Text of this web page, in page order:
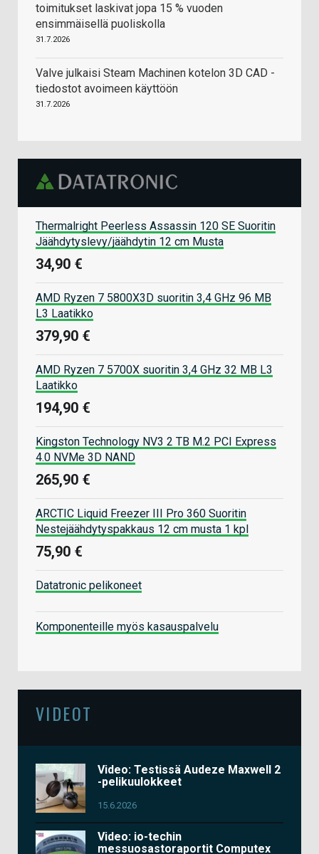
toimitukset laskivat jopa 15 % vuoden
ensimmäisellä puoliskolla
31.7.2026
Valve julkaisi Steam Machinen kotelon 3D CAD -
tiedostot avoimeen käyttöön
31.7.2026
Thermalright Peerless Assassin 120 SE Suoritin
Jäähdytyslevy/jäähdytin 12 cm Musta
34,90 €
AMD Ryzen 7 5800X3D suoritin 3,4 GHz 96 MB
L3 Laatikko
379,90 €
AMD Ryzen 7 5700X suoritin 3,4 GHz 32 MB L3
Laatikko
194,90 €
Kingston Technology NV3 2 TB M.2 PCI Express
4.0 NVMe 3D NAND
265,90 €
ARCTIC Liquid Freezer III Pro 360 Suoritin
Nestejäähdytyspakkaus 12 cm musta 1 kpl
75,90 €
Datatronic pelikoneet
Komponenteille myös kasauspalvelu
VIDEOT
Video: Testissä Audeze Maxwell 2
-pelikuulokkeet
15.6.2026
Video: io-techin
messuosastoraportit Computex